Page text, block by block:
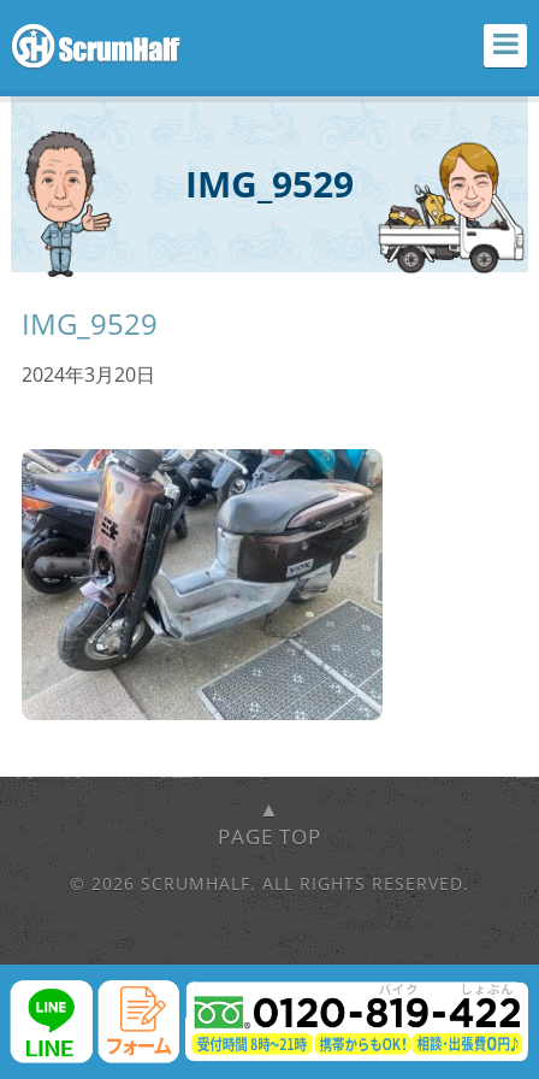
IMG_9529
IMG_9529
2024年3月20日
▲
PAGE TOP
© 2026 SCRUMHALF. ALL RIGHTS RESERVED.